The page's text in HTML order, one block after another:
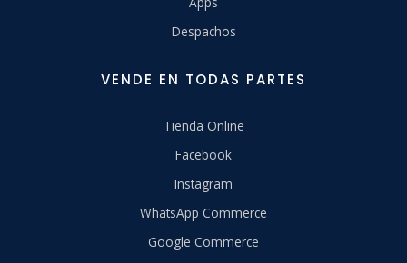
Despachos
VENDE EN TODAS PARTES
Tienda Online
Facebook
Instagram
WhatsApp Commerce
Google Commerce